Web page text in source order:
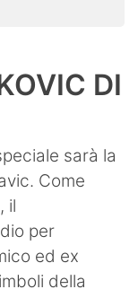
DI
sarà la
Come
il
per
ed ex
della